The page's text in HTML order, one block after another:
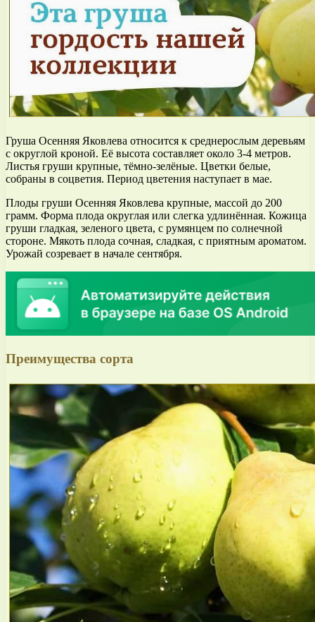
Груша Осенняя Яковлева относится к среднерослым деревьям
с округлой кроной. Её высота составляет около 3-4 метров.
Листья груши крупные, тёмно-зелёные. Цветки белые,
собраны в соцветия. Период цветения наступает в мае.
Плоды груши Осенняя Яковлева крупные, массой до 200
грамм. Форма плода округлая или слегка удлинённая. Кожица
груши гладкая, зеленого цвета, с румянцем по солнечной
стороне. Мякоть плода сочная, сладкая, с приятным ароматом.
Урожай созревает в начале сентября.
Преимущества сорта